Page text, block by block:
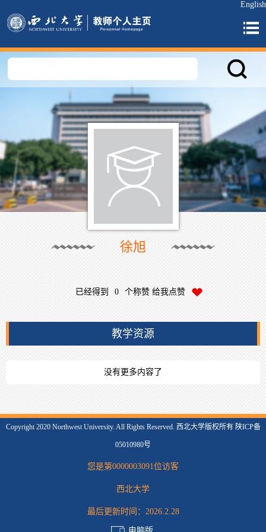
English
徐旭
已经得到 0 个称赞 给我点赞
教学资源
没有更多内容了
Copyright 2020 Northwest University. All Rights Reserved. 西北大学版权所有 陕ICP备
05010980号
您是第0000003091位访客
西北大学
最后更新时间： 2026.2.28